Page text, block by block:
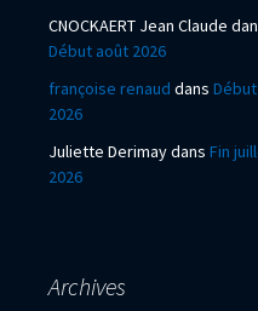
CNOCKAERT Jean Claude
Début août 2026
françoise renaud dans
2026
Juliette Derimaydans Fin
2026
Archives